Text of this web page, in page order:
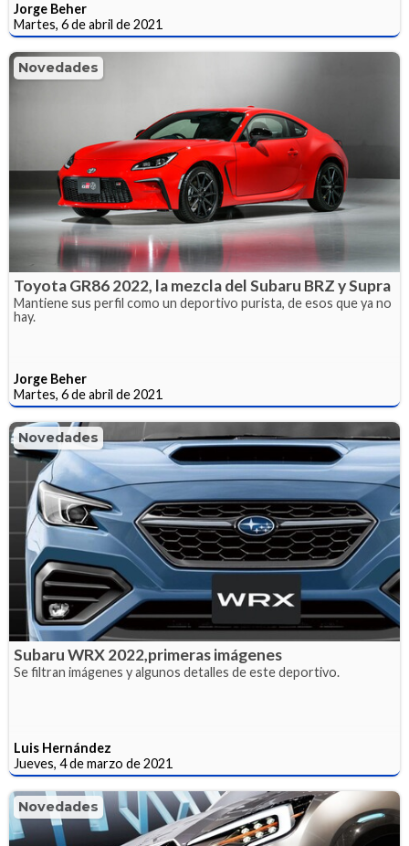
Jorge Beher
Martes, 6 de abril de 2021
Novedades
Toyota GR86 2022, la mezcla del Subaru BRZ y Supra
Mantiene sus perfil como un deportivo purista, de esos que ya no
hay.
Jorge Beher
Martes, 6 de abril de 2021
Novedades
Subaru WRX 2022,primeras imágenes
Se filtran imágenes y algunos detalles de este deportivo.
Luis Hernández
Jueves, 4 de marzo de 2021
Novedades